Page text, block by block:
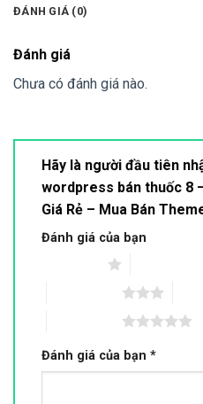
ĐÁNH GIÁ (0)
Đánh giá
Chưa có đánh giá nào.
Hãy là người đầu tiên
wordpress bán thuốc 8
Giá Rẻ – Mua Bán
Đánh giá của bạn
Đánh giá của bạn *